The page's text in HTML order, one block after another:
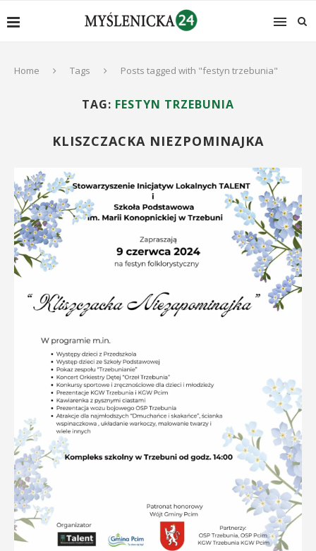
Home Tags Posts tagged with "festyn trzebunia"
TAG: FESTYN TRZEBUNIA
KLISZCZACKA NIEZPOMINAJKA